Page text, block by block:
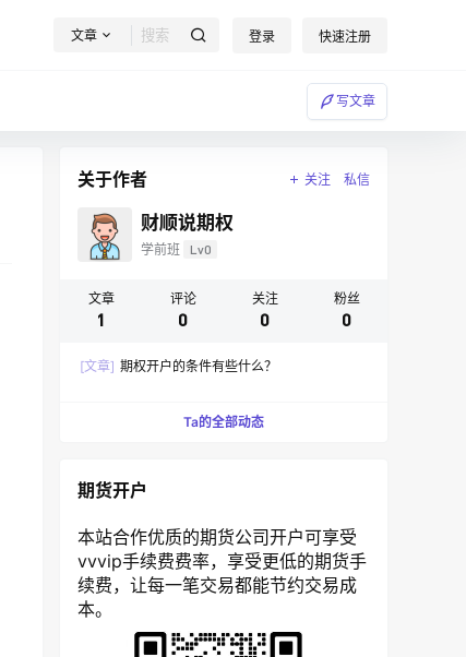
文章 登录 快速注册
写文章
关于作者 关注 私信
财顺说期权
学前班 Lv0
文章
1
评论
0
关注
0
粉丝
0
[文章] 期权开户的条件有些什么？
Ta的全部动态
期货开户
本站合作优质的期货公司开户可享受
vvvip手续费费率，享受更低的期货手
续费，让每一笔交易都能节约交易成
本。